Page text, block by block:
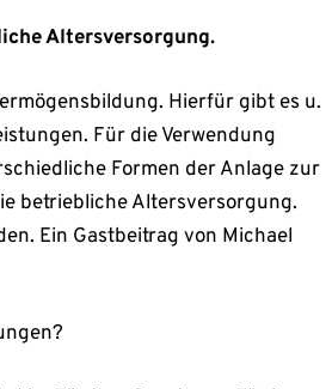
Altersversorgung.
Hierfür gibt es u.
Für die Verwendung
Formen der Anlage zur
betrieblicheAltersversorgung.
Ein Gastbeitrag von Michael